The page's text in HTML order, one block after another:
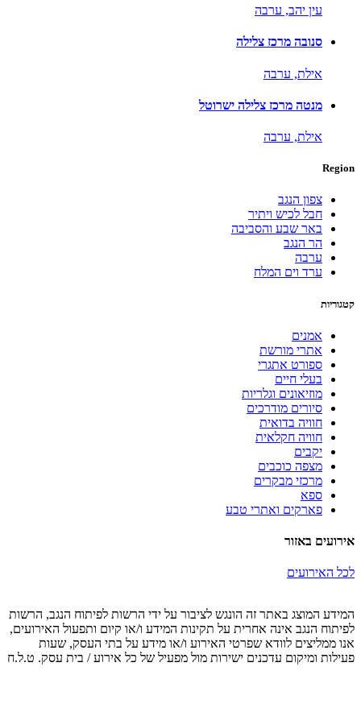
עין יהב, ערבה
סנובה מרכז צלילה
אילת, ערבה
מנטה מרכז צלילה ישרוטל
אילת, ערבה
Region
צפון הנגב
חבל לכיש ויתיר
באר שבע והסביבה
הר הנגב
ערבה
ערד וים המלח
קטגוריות
אמנים
אתרי מורשת
ספורט אתגרי
בעלי חיים
מוזיאונים וגלריות
סיורים מודרכים
חוויה בדואית
חוויה חקלאית
יקבים
מצפה כוכבים
מרכזי מבקרים
ספא
פארקים ואתרי טבע
אירועים באזור
לכל האירועים
המידע המוצג באתר זה הונגש לציבור על ידי הרשות לפיתוח הנגב, הרשות
לפיתוח הנגב אינה אחרית על תקינות המידע ו/או קיום ותפעול האירועים,
אנו ממליצים לוודא שפרטי האירוע ו/או מידע על בתי העסק, שעות
פעילות ומיקום עדכנים ישירות מול מפעיל של כל אירוע / בית עסק. ט.ל.ח